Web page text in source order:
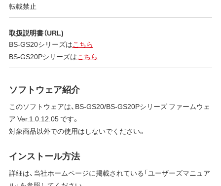
転載禁止
取扱説明書（URL)
BS-GS20シリーズはこちら
BS-GS20Pシリーズはこちら
ソフトウェア紹介
このソフトウェアは、BS-GS20/BS-GS20Pシリーズ ファームウェ
ア Ver.1.0.12.05 です。
対象商品以外での使用はしないでください。
インストール方法
詳細は、当社ホームページに掲載されている「ユーザーズマニュア